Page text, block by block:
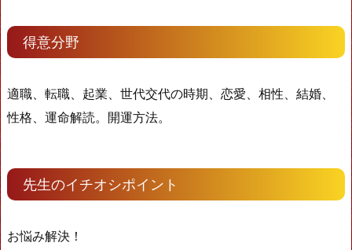
得意分野
適職、転職、起業、世代交代の時期、恋愛、相性、結婚、
性格、運命解読。開運方法。
先生のイチオシポイント
お悩み解決！